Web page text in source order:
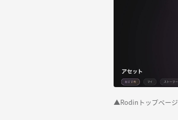
▲Rodinトップページ